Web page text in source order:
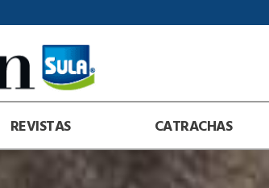
REVISTAS CATRACHAS